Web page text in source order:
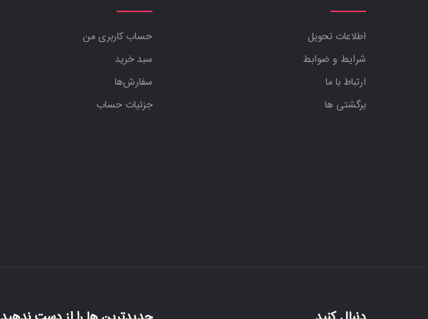
اطلاعات تحویل
شرایط و ضوابط
ارتباط با ما
برگشتی ها
حساب کاربری من
سبد خرید
سفارش‌ها
جزئیات حساب